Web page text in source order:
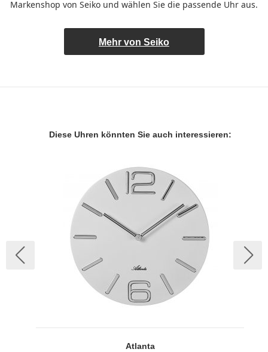
Markenshop von Seiko und wählen Sie die passende Uhr aus.
Mehr von Seiko
Diese Uhren könnten Sie auch interessieren:
Atlanta